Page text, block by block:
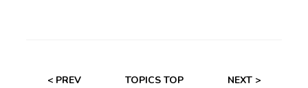
< PREV TOPICS TOP NEXT >